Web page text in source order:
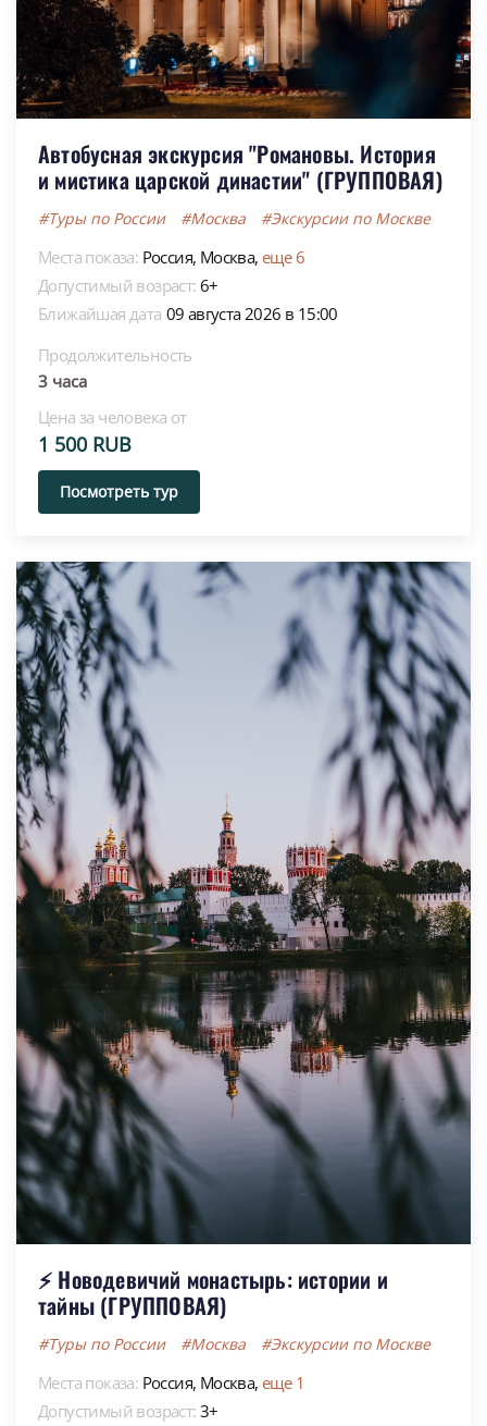
Автобусная экскурсия "Романовы. История
и мистика царской династии" (ГРУППОВАЯ)
#Туры по России #Москва #Экскурсии по Москве
Места показа: Россия, Москва,еще 6
Допустимый возраст: 6+
Ближайшая дата 09 августа 2026 в 15:00
Продолжительность
3 часа
Цена за человека от
1 500 RUB
Посмотреть тур
⚡ Новодевичий монастырь: истории и
тайны (ГРУППОВАЯ)
#Туры по России #Москва #Экскурсии по Москве
Места показа: Россия, Москва,еще 1
Допустимый возраст: 3+